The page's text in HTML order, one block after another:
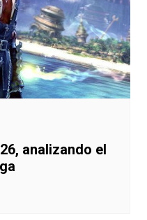
analizando el